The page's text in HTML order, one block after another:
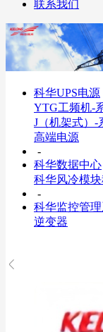
联系我们
科华UPS电源
YTG工频机-
J（机架式）-
高端电源
-
科华数据中心
科华风冷模块
-
科华监控管
逆变器